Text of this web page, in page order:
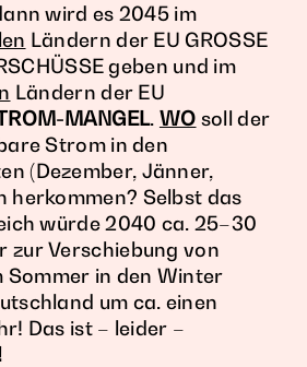
wird es 2045 im
Ländern der EU GROSSE
geben und im
Ländern der EU
MANGEL. WO soll der
Strom in den
(Dezember, Jänner,
herkommen? Selbst das
würde 2040 ca. 25–30
zur Verschiebung von
Sommer in den Winter
um ca. einen
Das ist – leider –